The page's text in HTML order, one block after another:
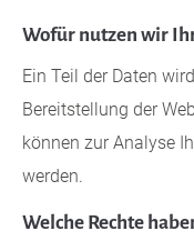
Wofür nutzen wir
Ein Teil der Daten
Bereitstellung der
können zur Analyse
werden.
Welche Rechte